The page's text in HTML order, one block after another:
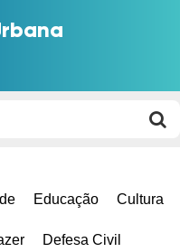
Educação Cultura
Defesa Civil